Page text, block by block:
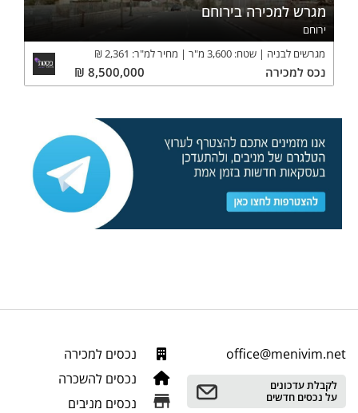
מגרש למכירה בירוחם
ירוחם
מגרשים לבניה
שטח: 3,600 מ"ר מחיר למ"ר: 2,361
₪
נכס למכירה 8,500,000
₪
office@menivim.net
לקבלת עדכונים
על נכסים חדשים
נכסים למכירה
נכסים להשכרה
נכסים מניבים